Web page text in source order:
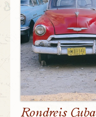
Rondreis Cuba